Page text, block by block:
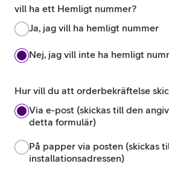
vill ha ett Hemligt nummer?
Ja, jag vill ha hemligt nummer
Nej, jag vill inte ha hemligt
Hur vill du att orderbekräftelse
Via e-post (skickas till den
detta formulär)
På papper via posten (skickas
installationsadressen)